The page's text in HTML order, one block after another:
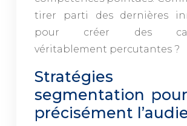
tirer parti des dernières
pour créer des
véritablement percutantes ?
segmentation
précisément